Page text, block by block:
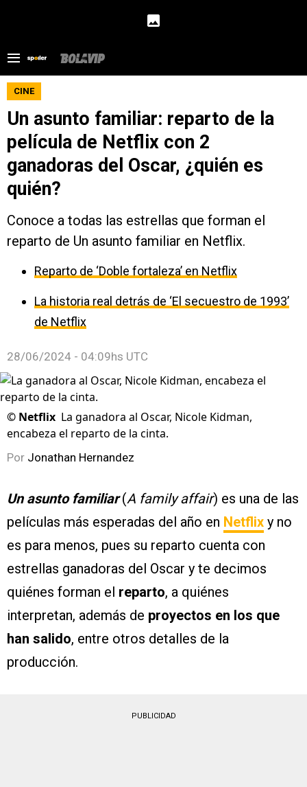
CINE
Un asunto familiar: reparto de la
película de Netflix con 2
ganadoras del Oscar, ¿quién es
quién?
Conoce a todas las estrellas que forman el
reparto de Un asunto familiar en Netflix.
Reparto de ‘Doble fortaleza’ en Netflix
La historia real detrás de ‘El secuestro de 1993’
de Netflix
28/06/2024 - 04:09hs UTC
© Netflix La ganadora al Oscar, Nicole Kidman,
encabeza el reparto de la cinta.
Por Jonathan Hernandez
Un asunto familiar(A family affair) es una de las
películas más esperadas del año en Netflix y no
es para menos, pues su reparto cuenta con
estrellas ganadoras del Oscar y te decimos
quiénes forman el reparto, a quiénes
interpretan, además de proyectos en los que
han salido, entre otros detalles de la
producción.
PUBLICIDAD